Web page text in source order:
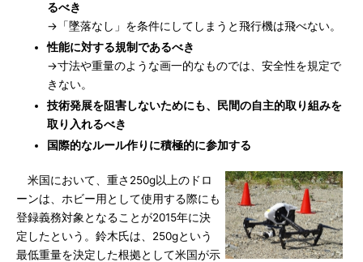
るべき
→「墜落なし」を条件にしてしまうと飛行機は飛べない。
性能に対する規制であるべき
→寸法や重量のような画一的なものでは、安全性を規定で
きない。
技術発展を阻害しないためにも、民間の自主的取り組みを
取り入れるべき
国際的なルール作りに積極的に参加する
米国において、重さ250g以上のドロ
ーンは、ホビー用として使用する際にも
登録義務対象となることが2015年に決
定したという。鈴木氏は、250gという
最低重量を決定した根拠として米国が示